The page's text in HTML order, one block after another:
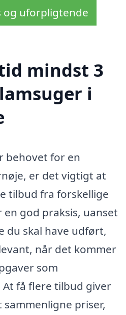
og uforpligtende
mindst 3
i
behovet for en
er det vigtigt at
tilbud fra forskellige
god praksis, uanset
du skal have udført,
når det kommer
som
få flere tilbud giver
priser,